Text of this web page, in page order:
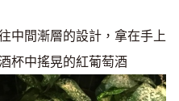
中間漸層的設計，拿在手上
杯中搖晃的紅葡萄酒